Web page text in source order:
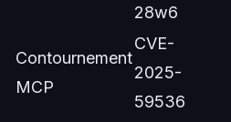
28w6
Contournement
MCP
CVE-
2025-
59536